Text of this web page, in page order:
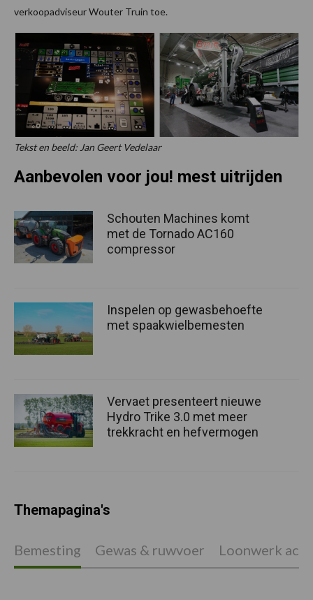
verkoopadviseur Wouter Truin toe.
Tekst en beeld: Jan Geert Vedelaar
Aanbevolen voor jou! mest uitrijden
Schouten Machines komt
met de Tornado AC160
compressor
Inspelen op gewasbehoefte
met spaakwielbemesten
Vervaet presenteert nieuwe
Hydro Trike 3.0 met meer
trekkracht en hefvermogen
Themapagina's
Bemesting Gewas & ruwvoer Loonwerk